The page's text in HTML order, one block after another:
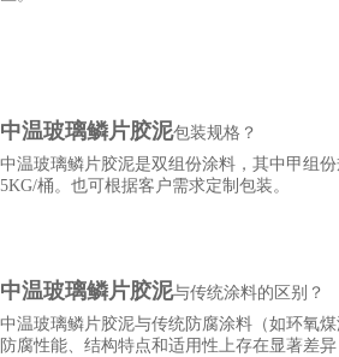
中温玻璃鳞片胶泥包装规格？
中温玻璃鳞片胶泥是双组份涂料，其中甲组
5KG/桶。也可根据客户需求定制包装。
中温玻璃鳞片胶泥与传统涂料的区别？
中温玻璃鳞片胶泥与传统防腐涂料（如环氧
防腐性能、结构特点和适用性上存在显著差